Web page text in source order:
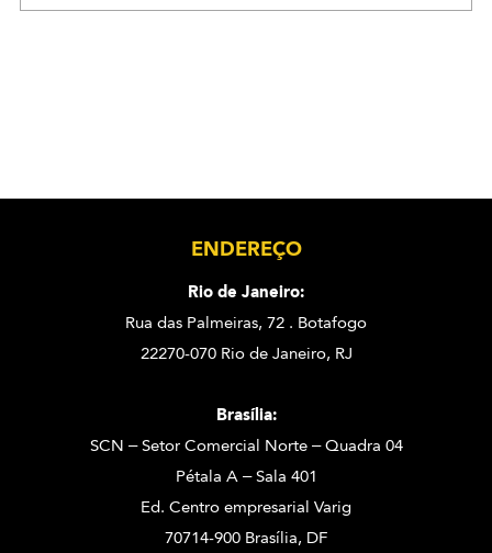
ENDEREÇO
Rio de Janeiro:
Rua das Palmeiras, 72 . Botafogo
22270-070 Rio de Janeiro, RJ
Brasília:
SCN – Setor Comercial Norte – Quadra 04
Pétala A – Sala 401
Ed. Centro empresarial Varig
70714-900 Brasília, DF